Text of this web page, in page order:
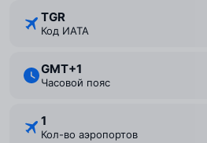
TGR
Код ИАТА
GMT+1
Часовой пояс
1
Кол-во аэропортов